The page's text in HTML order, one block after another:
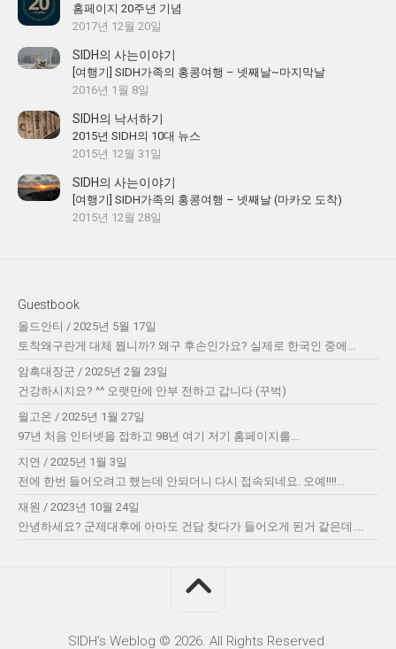
홈페이지 20주년 기념
2017년 12월 20일
SIDH의 사는이야기
[여행기] SIDH가족의 홍콩여행 – 넷째날~마지막날
2016년 1월 8일
SIDH의 낙서하기
2015년 SIDH의 10대 뉴스
2015년 12월 31일
SIDH의 사는이야기
[여행기] SIDH가족의 홍콩여행 – 넷째날 (마카오 도착)
2015년 12월 28일
Guestbook
올드안티 / 2025년 5월 17일
토착왜구란게 대체 뭡니까? 왜구 후손인가요? 실제로 한국인 중에...
암흑대장군 / 2025년 2월 23일
건강하시지요? ^^ 오랫만에 안부 전하고 갑니다 (꾸벅)
윌고온 / 2025년 1월 27일
97년 처음 인터넷을 접하고 98년 여기 저기 홈페이지를...
지연 / 2025년 1월 3일
전에 한번 들어오려고 했는데 안되더니 다시 접속되네요. 오예!!!!...
재원 / 2023년 10월 24일
안녕하세요? 군제대후에 아마도 건담 찾다가 들어오게 된거 같은데....
SIDH′s Weblog © 2026. All Rights Reserved.